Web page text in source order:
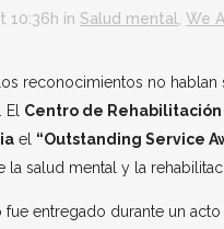
10:36h in Salud mental We
reconocimientos no
Centro de
el “Outstanding Service
la salud mental y la
fue entregado durante un